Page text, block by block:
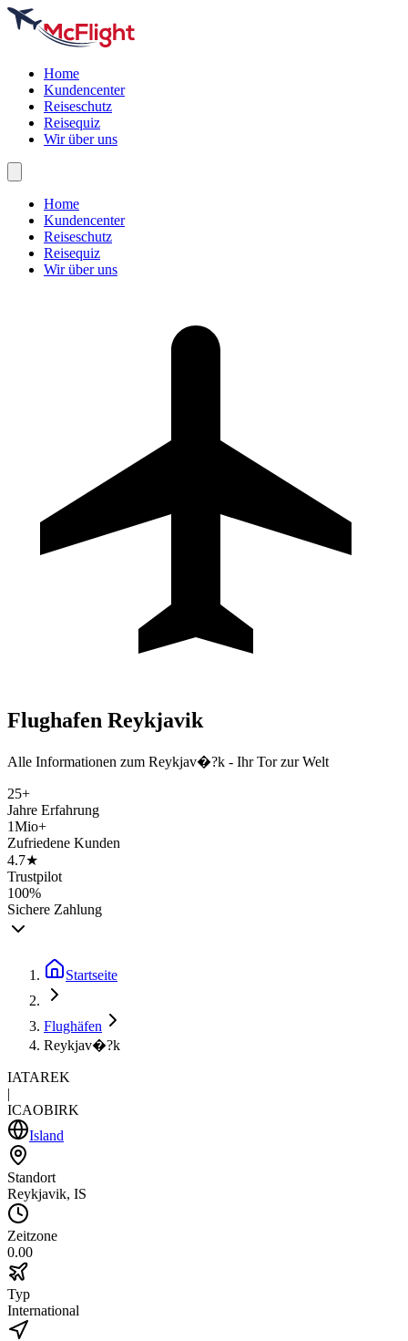
Home
Kundencenter
Reiseschutz
Reisequiz
Wir über uns
Home
Kundencenter
Reiseschutz
Reisequiz
Wir über uns
Flughafen Reykjavik
Alle Informationen zum Reykjav�?k - Ihr Tor zur Welt
25+
Jahre Erfahrung
1Mio+
Zufriedene Kunden
4.7★
Trustpilot
100%
Sichere Zahlung
Startseite
Flughäfen
Reykjav�?k
IATAREK
|
ICAOBIRK
Island
Standort
Reykjavik, IS
Zeitzone
0.00
Typ
International